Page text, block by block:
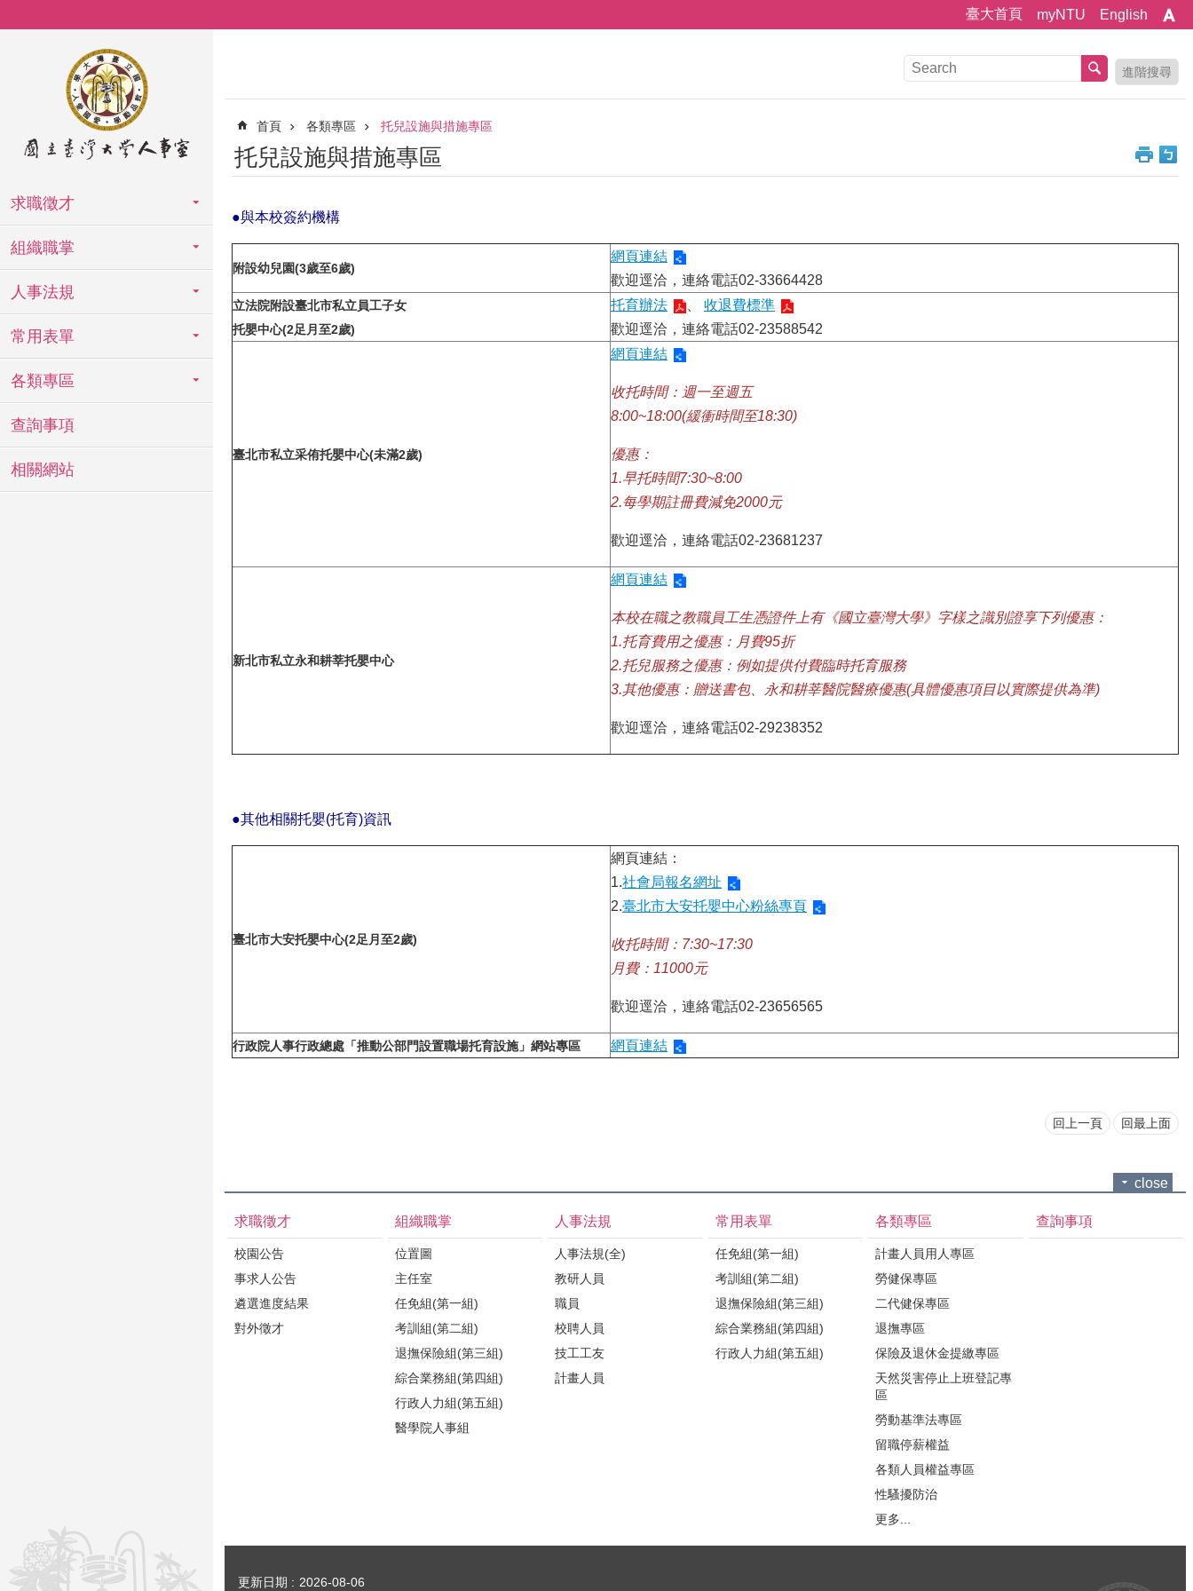
臺大首頁 myNTU English
求職徵才
組織職掌
人事法規
常用表單
各類專區
查詢事項
相關網站
進階搜尋
首頁 各類專區 托兒設施與措施專區
托兒設施與措施專區
●與本校簽約機構
附設幼兒園(3歲至6歲)
網頁連結
歡迎逕洽，連絡電話02-33664428
立法院附設臺北市私立員工子女
托嬰中心(2足月至2歲)
托育辦法
收退費標準
歡迎逕洽，連絡電話02-23588542
臺北市私立采侑托嬰中心(未滿2歲)
網頁連結
收托時間：週一至週五
8:00~18:00(緩衝時間至18:30)
優惠：
1.早托時間7:30~8:00
2.每學期註冊費減免2000元
歡迎逕洽，連絡電話02-23681237
新北市私立永和耕莘托嬰中心
網頁連結
本校在職之教職員工生憑證件上有《國立臺灣大學》字樣之識別證享下列優惠：
1.托育費用之優惠：月費95折
2.托兒服務之優惠：例如提供付費臨時托育服務
3.其他優惠：贈送書包、永和耕莘醫院醫療優惠(具體優惠項目以實際提供為準)
歡迎逕洽，連絡電話02-29238352
●其他相關托嬰(托育)資訊
臺北市大安托嬰中心(2足月至2歲)
網頁連結：
1.社會局報名網址
2.臺北市大安托嬰中心粉絲專頁
收托時間：7:30~17:30
月費：11000元
歡迎逕洽，連絡電話02-23656565
行政院人事行政總處「推動公部門設置職場托育設施」網站專區 網頁連結
回上一頁 回最上面
close
求職徵才
校園公告
事求人公告
遴選進度結果
對外徵才
組織職掌
位置圖
主任室
任免組(第一組)
考訓組(第二組)
退撫保險組(第三組)
綜合業務組(第四組)
行政人力組(第五組)
醫學院人事組
人事法規
人事法規(全)
教研人員
職員
校聘人員
技工工友
計畫人員
常用表單
任免組(第一組)
考訓組(第二組)
退撫保險組(第三組)
綜合業務組(第四組)
行政人力組(第五組)
各類專區
計畫人員用人專區
勞健保專區
二代健保專區
退撫專區
保險及退休金提繳專區
天然災害停止上班登記專
區
勞動基準法專區
留職停薪權益
各類人員權益專區
性騷擾防治
更多...
查詢事項
更新日期 2026-08-06